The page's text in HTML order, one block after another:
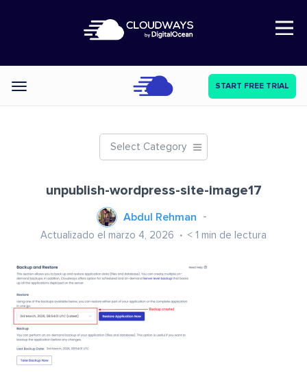
Open Nav
Categories START FREE TRIAL
Select Category
unpublish-wordpress-site-image17
Abdul Rehman
Actualizado el marzo 4, 2026 < 1 min de lectura